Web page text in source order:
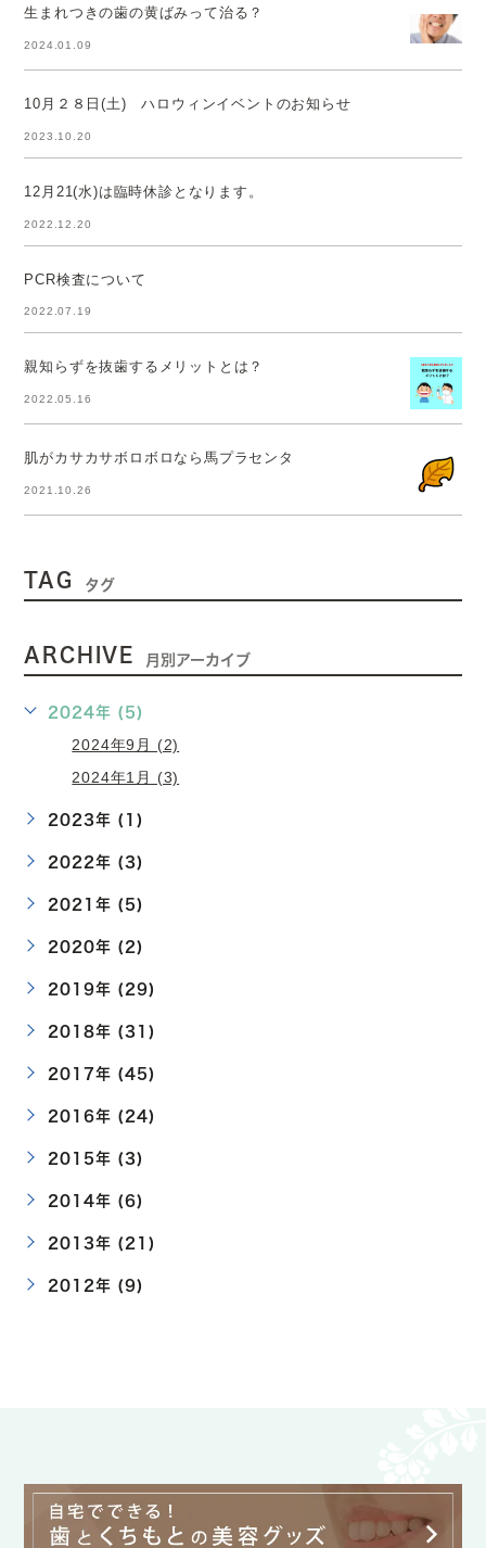
生まれつきの歯の黄ばみって治る？
2024.01.09
10月２８日(土) ハロウィンイベントのお知らせ
2023.10.20
12月21(水)は臨時休診となります。
2022.12.20
PCR検査について
2022.07.19
親知らずを抜歯するメリットとは？
2022.05.16
肌がカサカサボロボロなら馬プラセンタ
2021.10.26
TAG タグ
ARCHIVE 月別アーカイブ
2024年 (5)
2024年9月 (2)
2024年1月 (3)
2023年 (1)
2022年 (3)
2021年 (5)
2020年 (2)
2019年 (29)
2018年 (31)
2017年 (45)
2016年 (24)
2015年 (3)
2014年 (6)
2013年 (21)
2012年 (9)